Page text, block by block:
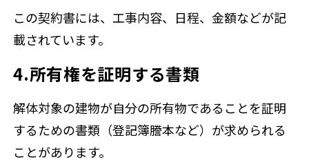
この契約書には、工事内容、日程、金額などが記
載されています。
4.所有権を証明する書類
解体対象の建物が自分の所有物であることを証明
するための書類（登記簿謄本など）が求められる
ことがあります。